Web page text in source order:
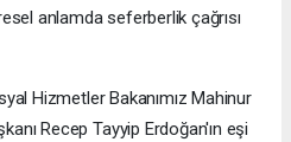
anlamda seferberlik çağrısı
Hizmetler Bakanımız Mahinur
Recep Tayyip Erdoğan'ın eşi